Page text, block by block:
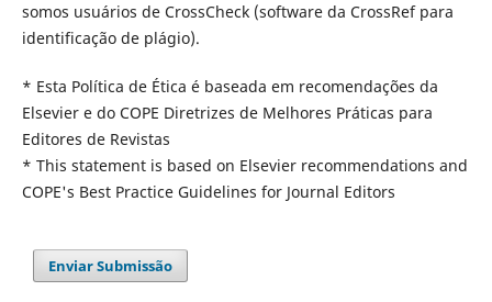
somos usuários de CrossCheck (software da CrossRef para
identificação de plágio).
* Esta Política de Ética é baseada em recomendações da
Elsevier e do COPE Diretrizes de Melhores Práticas para
Editores de Revistas
* This statement is based on Elsevier recommendations and
COPE's Best Practice Guidelines for Journal Editors
Enviar Submissão